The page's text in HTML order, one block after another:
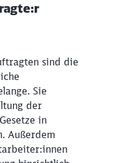
sind die
Sie
der
in
Außerdem